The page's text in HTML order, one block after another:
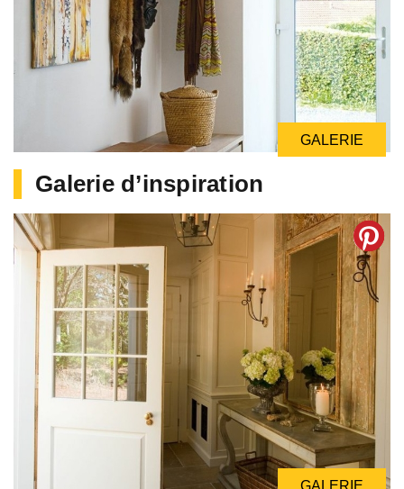
GALERIE
GALERIE
GALERIE
Galerie d’inspiration